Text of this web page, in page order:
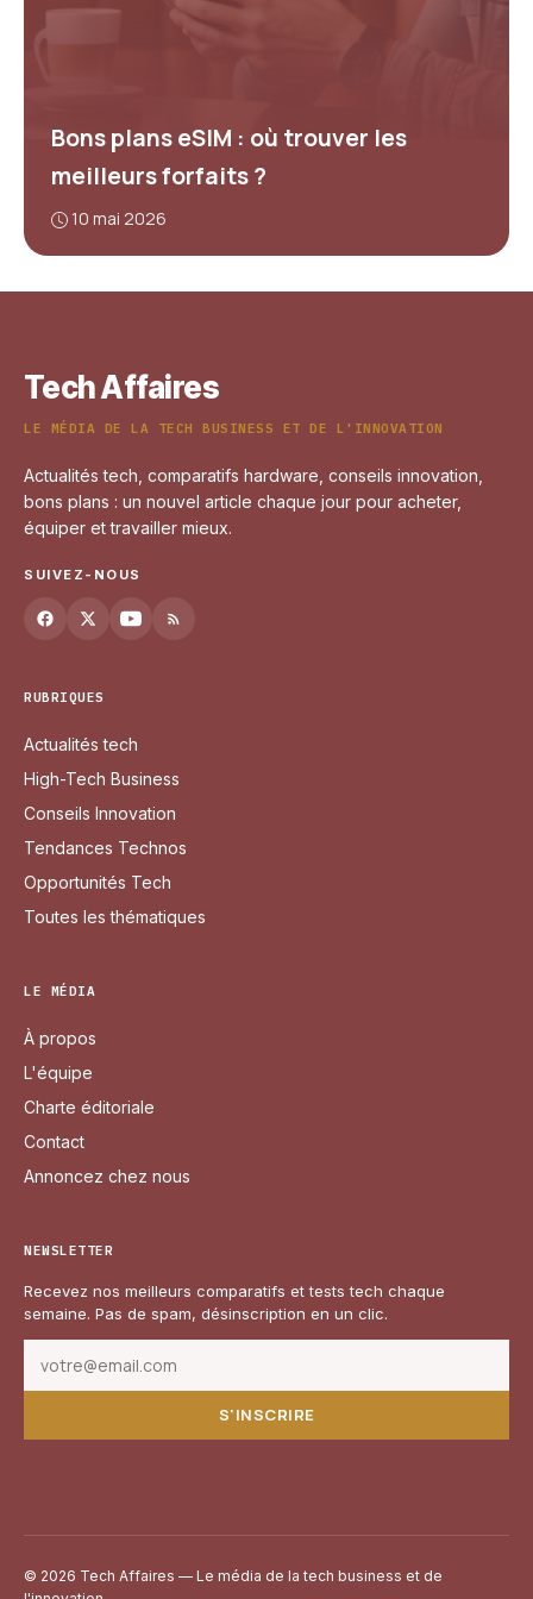
Bons plans eSIM : où trouver les
meilleurs forfaits ?
10 mai 2026
Tech Affaires
LE MÉDIA DE LA TECH BUSINESS ET DE L'INNOVATION
Actualités tech, comparatifs hardware, conseils innovation,
bons plans : un nouvel article chaque jour pour acheter,
équiper et travailler mieux.
SUIVEZ-NOUS
RUBRIQUES
Actualités tech
High-Tech Business
Conseils Innovation
Tendances Technos
Opportunités Tech
Toutes les thématiques
LE MÉDIA
À propos
L'équipe
Charte éditoriale
Contact
Annoncez chez nous
NEWSLETTER
Recevez nos meilleurs comparatifs et tests tech chaque
semaine. Pas de spam, désinscription en un clic.
S'INSCRIRE
© 2026 Tech Affaires — Le média de la tech business et de